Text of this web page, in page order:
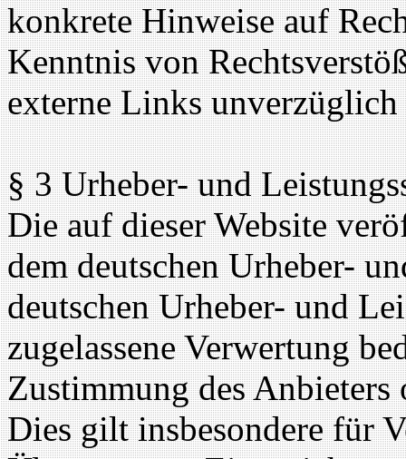
konkrete Hinweise auf
Kenntnis von
externe Links unverzüglich
§ 3 Urheber- und
Die auf dieser Website
dem deutschen Urheber-
deutschen Urheber- und
zugelassene Verwertung
Zustimmung des
Dies gilt insbesondere für